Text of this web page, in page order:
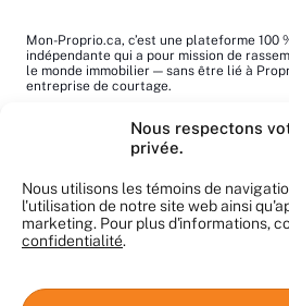
Nous respectons
privée.
Nous utilisons les témoins de
l'utilisation de notre site web ainsi
marketing. Pour plus d'informations,
confidentialité.
Mon-Proprio.ca, c’est une plateforme 100
indépendante qui a pour mission de
le monde immobilier — sans être lié à
entreprise de courtage.
but : vous aider à trouver les bons pros au
notre autorisation. Merci de respecter
© Mon-Proprio.ca 2025.